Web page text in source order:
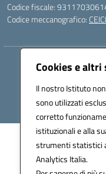
Cookies e
Il nostro Istituto
sono utilizzati
corretto
istituzionali e alla
strumenti statistici
Analytics Italia.
Codice fiscale:
Codice meccanografico:
Hosting &